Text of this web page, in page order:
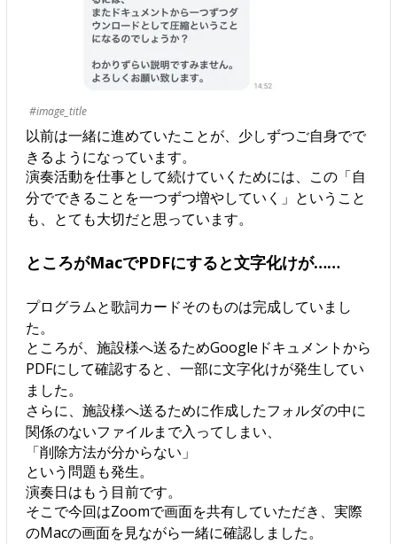
#image_title
以前は一緒に進めていたことが、少しずつご自身でで
きるようになっています。
演奏活動を仕事として続けていくためには、この「自
分でできることを一つずつ増やしていく」ということ
も、とても大切だと思っています。
ところがMacでPDFにすると文字化けが……
プログラムと歌詞カードそのものは完成していまし
た。
ところが、施設様へ送るためGoogleドキュメントから
PDFにして確認すると、一部に文字化けが発生してい
ました。
さらに、施設様へ送るために作成したフォルダの中に
関係のないファイルまで入ってしまい、
「削除方法が分からない」
という問題も発生。
演奏日はもう目前です。
そこで今回はZoomで画面を共有していただき、実際
のMacの画面を見ながら一緒に確認しました。